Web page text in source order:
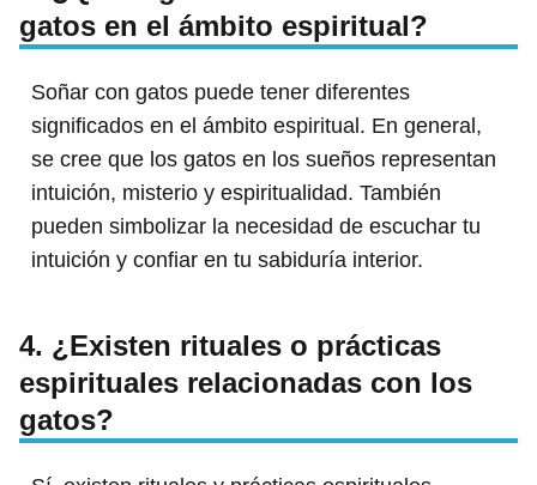
gatos en el ámbito espiritual?
Soñar con gatos puede tener diferentes
significados en el ámbito espiritual. En general,
se cree que los gatos en los sueños representan
intuición, misterio y espiritualidad. También
pueden simbolizar la necesidad de escuchar tu
intuición y confiar en tu sabiduría interior.
4. ¿Existen rituales o prácticas
espirituales relacionadas con los
gatos?